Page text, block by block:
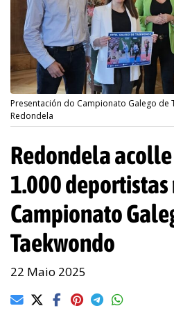
Presentación do Campionato Galego de
Redondela
Redondela
1.000 deportistas
Campionato
Taekwondo
22 Maio 2025